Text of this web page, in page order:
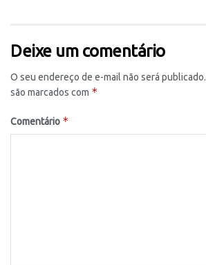
Deixe um comentário
O seu endereço de e-mail não será publicado.
são marcados com *
Comentário *